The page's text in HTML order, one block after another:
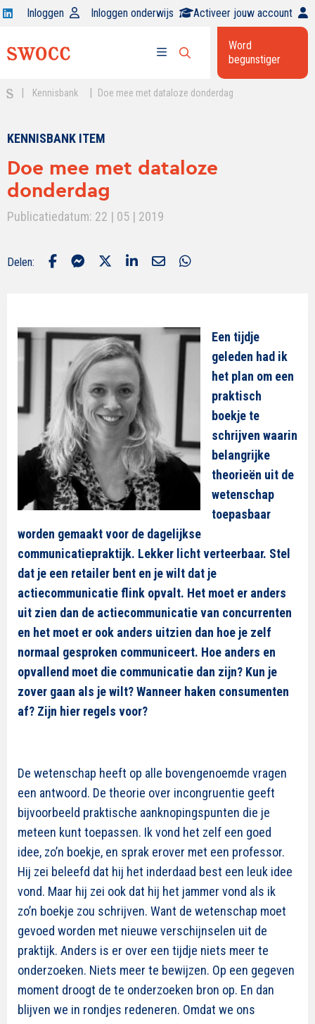
Open
op
Inloggen Inloggen onderwijs Activeer jouw account
menu
Open
zoekbalk
Word
begunstiger
Kennisbank Doe mee met dataloze donderdag
KENNISBANK ITEM
Doe mee met dataloze
donderdag
Publicatiedatum: 22 | 05 | 2019
Delen:
Een tijdje
geleden had ik
het plan om een
praktisch
boekje te
schrijven waarin
belangrijke
theorieën uit de
wetenschap
toepasbaar
worden gemaakt voor de dagelijkse
communicatiepraktijk. Lekker licht verteerbaar. Stel
dat je een retailer bent en je wilt dat je
actiecommunicatie flink opvalt. Het moet er anders
uit zien dan de actiecommunicatie van concurrenten
en het moet er ook anders uitzien dan hoe je zelf
normaal gesproken communiceert. Hoe anders en
opvallend moet die communicatie dan zijn? Kun je
zover gaan als je wilt? Wanneer haken consumenten
af? Zijn hier regels voor?
De wetenschap heeft op alle bovengenoemde vragen
een antwoord. De theorie over incongruentie geeft
bijvoorbeeld praktische aanknopingspunten die je
meteen kunt toepassen. Ik vond het zelf een goed
idee, zo’n boekje, en sprak erover met een professor.
Hij zei beleefd dat hij het inderdaad best een leuk idee
vond. Maar hij zei ook dat hij het jammer vond als ik
zo’n boekje zou schrijven. Want de wetenschap moet
gevoed worden met nieuwe verschijnselen uit de
praktijk. Anders is er over een tijdje niets meer te
onderzoeken. Niets meer te bewijzen. Op een gegeven
moment droogt de te onderzoeken bron op. En dan
blijven we in rondjes redeneren. Omdat we ons